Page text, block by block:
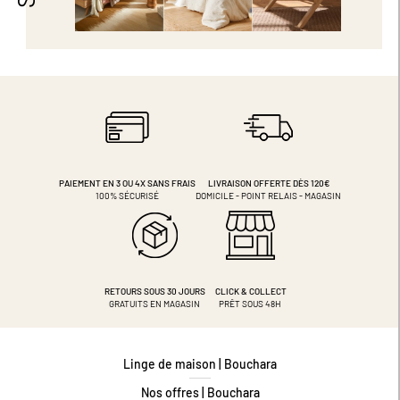
PAIEMENT EN 3 OU 4XSANS FRAIS
100% SÉCURISÉ
LIVRAISON OFFERTE DÈS 120€
DOMICILE - POINT RELAIS - MAGASIN
RETOURS SOUS 30 JOURS
GRATUITS EN MAGASIN
CLICK & COLLECT
PRÊT SOUS 48H
Linge de maison | Bouchara
Nos offres | Bouchara